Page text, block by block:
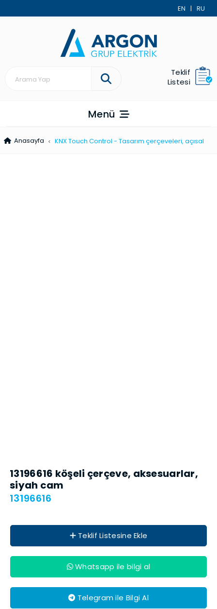
EN | RU
Teklif
Listesi
Menü
Anasayfa KNX Touch Control - Tasarım çerçev­el­eri, açısal
13196616 köşeli çerçeve, akse­suar­lar,
siyah cam
13196616
Teklif Listesine Ekle
Whatsapp ile bilgi al
Telegram ile Bilgi Al